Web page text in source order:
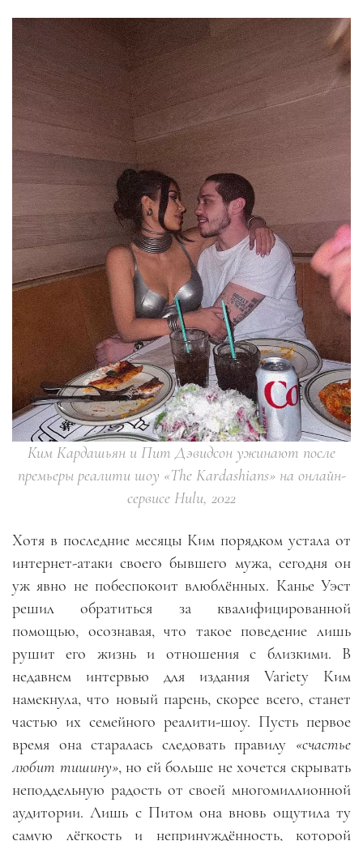
Ким Кардашьян и Пит Дэвидсон ужинают после
премьеры реалити шоу «The Kardashians» на онлайн-
сервисе Hulu, 2022
Хотя в последние месяцы Ким порядком устала от
интернет-атаки своего бывшего мужа, сегодня он
уж явно не побеспокоит влюблённых. Канье Уэст
решил обратиться за квалифицированной
помощью, осознавая, что такое поведение лишь
рушит его жизнь и отношения с близкими. В
недавнем интервью для издания Variety Ким
намекнула, что новый парень, скорее всего, станет
частью их семейного реалити-шоу. Пусть первое
время она старалась следовать правилу «счастье
любит тишину», но ей больше не хочется скрывать
неподдельную радость от своей многомиллионной
аудитории. Лишь с Питом она вновь ощутила ту
самую лёгкость и непринуждённость, которой